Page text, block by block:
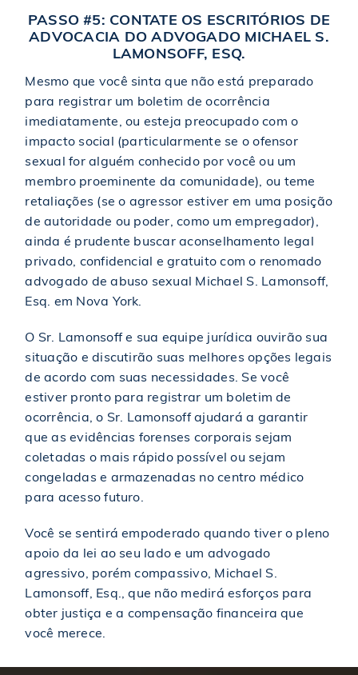
PASSO #5: CONTATE OS ESCRITÓRIOS DE
ADVOCACIA DO ADVOGADO MICHAEL S.
LAMONSOFF, ESQ.
Mesmo que você sinta que não está preparado
para registrar um boletim de ocorrência
imediatamente, ou esteja preocupado com o
impacto social (particularmente se o ofensor
sexual for alguém conhecido por você ou um
membro proeminente da comunidade), ou teme
retaliações (se o agressor estiver em uma posição
de autoridade ou poder, como um empregador),
ainda é prudente buscar aconselhamento legal
privado, confidencial e gratuito com o renomado
advogado de abuso sexual Michael S. Lamonsoff,
Esq. em Nova York.
O Sr. Lamonsoff e sua equipe jurídica ouvirão sua
situação e discutirão suas melhores opções legais
de acordo com suas necessidades. Se você
estiver pronto para registrar um boletim de
ocorrência, o Sr. Lamonsoff ajudará a garantir
que as evidências forenses corporais sejam
coletadas o mais rápido possível ou sejam
congeladas e armazenadas no centro médico
para acesso futuro.
Você se sentirá empoderado quando tiver o pleno
apoio da lei ao seu lado e um advogado
agressivo, porém compassivo, Michael S.
Lamonsoff, Esq., que não medirá esforços para
obter justiça e a compensação financeira que
você merece.
$1,000,000 Acordo em um acidente de caminhão
$1,000,000 Acordo em caso de acidente de escorregão e queda
$1,000,000 Premiado em um acidente de construção
$1,000,000 Premiado em um acidente de caminhão
$1,000,000 Premiado em um acidente de carro
$1,000,000 Acordo em um acidente de carro
$1,000,000 Acordo em um acidente de responsabilidade civil
$1,000,000 Acordo em caso de acidente de construção
$1,000,000 Premiado em um acidente de construção
$1,000,000 Premiado em um acidente de construção
$1,000,000 Acordo em um caso de lesão corporal
$1,000,000